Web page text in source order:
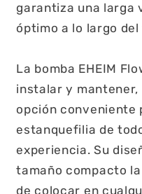
garantiza una larga
óptimo a lo largo
La bomba EHEIM
instalar y mantener,
opción conveniente
estanquefilia de
experiencia. Su
tamaño compacto
de colocar en